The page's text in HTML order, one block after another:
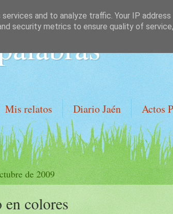
Mis relatos Diario Jaén Actos
de 2009
colores
and to analyze traffic. Your IP address
security metrics to ensure quality of